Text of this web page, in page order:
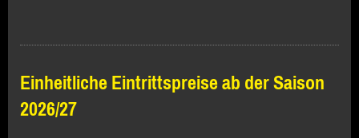
Einheitliche Eintrittspreise ab der Saison
2026/27